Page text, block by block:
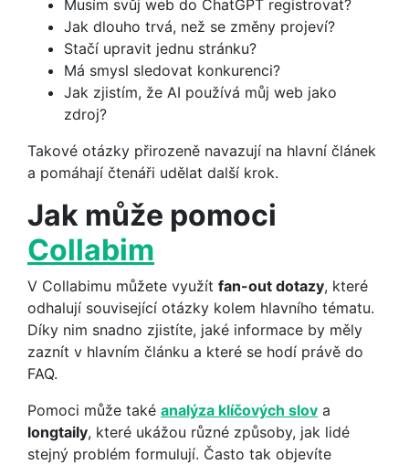
Musím svůj web do ChatGPT registrovat?
Jak dlouho trvá, než se změny projeví?
Stačí upravit jednu stránku?
Má smysl sledovat konkurenci?
Jak zjistím, že AI používá můj web jako
zdroj?
Takové otázky přirozeně navazují na hlavní článek
a pomáhají čtenáři udělat další krok.
Jak může pomoci
Collabim
V Collabimu můžete využít fan-out dotazy, které
odhalují související otázky kolem hlavního tématu.
Díky nim snadno zjistíte, jaké informace by měly
zaznít v hlavním článku a které se hodí právě do
FAQ.
Pomoci může také analýza klíčových slov a
longtaily, které ukážou různé způsoby, jak lidé
stejný problém formulují. Často tak objevíte